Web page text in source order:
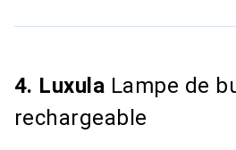
4. Luxula Lampe de
rechargeable